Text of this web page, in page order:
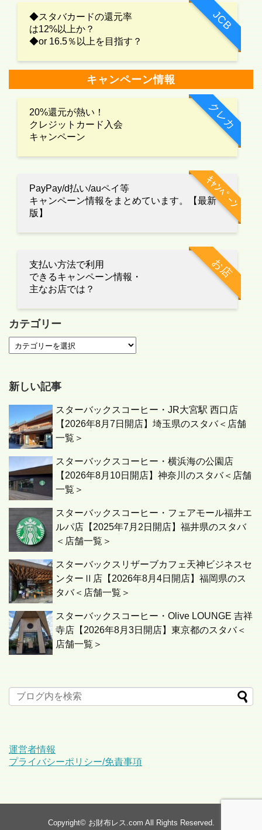
JCB
◆スタバカードの還元率
は12%以上か？
◆or 16.5％以上を目指す？
キャンペーン情報
クレカ
20%還元が熱い！
クレジットカード入会
キャンペーン
ｷｬﾝﾍﾟｰﾝ
PayPay/d払い/auペイ等
キャンペーン情報をまとめています。【最新
版】
お店
支払い方法で利用
できるキャンペーン情報・
主なお店では？
カテゴリー
新しい記事
スターバックスコーヒー・JR大宮駅 西口店
【2026年8月7日開店】埼玉県のスタバ＜店舗
一覧＞
スターバックスコーヒー・横浜海の公園店
【2026年8月10日開店】神奈川のスタバ＜店舗
一覧＞
スターバックスコーヒー・フェアモール福井エ
ルパ店【2025年7月2日開店】福井県のスタバ
＜店舗一覧＞
スターバックスリザーブカフェ天神ビジネスセ
ンターⅡ店【2026年8月4日開店】福岡県のス
タバ＜店舗一覧＞
スターバックスコーヒー・Olive LOUNGE 吉祥
寺店【2026年8月3日開店】東京都のスタバ＜
店舗一覧＞
運営者情報
プライバシーポリシー/免責事項
Copyright© お財布レス.com All Rights Reserved.